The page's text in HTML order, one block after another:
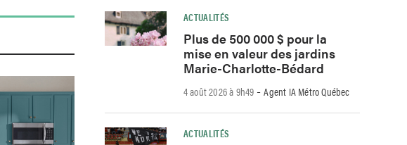
ACTUALITÉS
Plus de 500 000 $ pour la
mise en valeur des jardins
Marie-Charlotte-Bédard
4 août 2026 à 9h49 -Agent IA Métro Québec
ACTUALITÉS